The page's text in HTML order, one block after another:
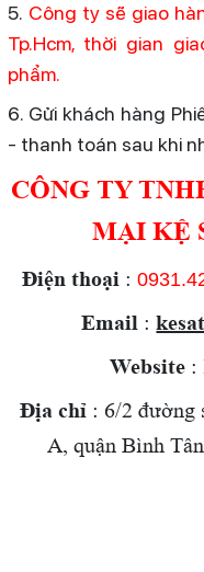
5. Công ty sẽ giao
Tp.Hcm, thời gian
phẩm.
6. Gửi khách hàng
- thanh toán sau khi
CÔNG TY
MẠI KỆ
Điện thoại :
Email :
Website :
Địa chỉ : 6/2 đường
A, quận Bình